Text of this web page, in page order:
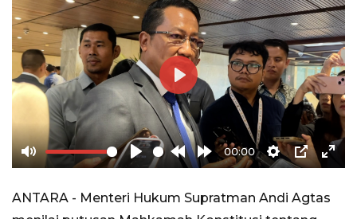
Mute Play
Rewind
10s
Forward
10s
00:00
Settings
PIP
Play
ANTARA - Menteri Hukum Supratman Andi Agtas